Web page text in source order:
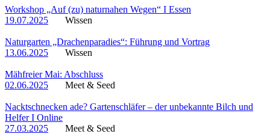
Workshop „Auf (zu) naturnahen Wegen“ I Essen
19.07.2025
Wissen
Naturgarten „Drachenparadies“: Führung und Vortrag
13.06.2025
Wissen
Mähfreier Mai: Abschluss
02.06.2025
Meet & Seed
Nacktschnecken ade? Gartenschläfer – der unbekannte Bilch und
Helfer I Online
27.03.2025
Meet & Seed